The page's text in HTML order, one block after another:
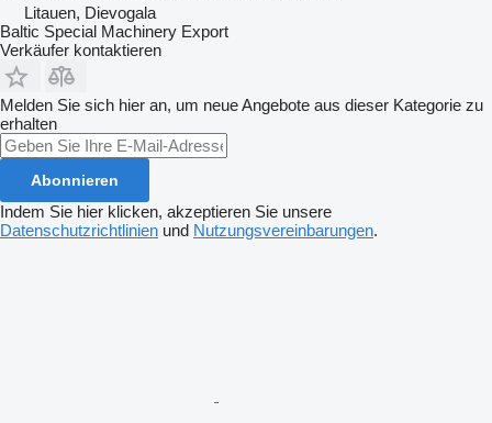
Litauen, Dievogala
Baltic Special Machinery Export
Verkäufer kontaktieren
Melden Sie sich hier an, um neue Angebote aus dieser Kategorie zu
erhalten
Abonnieren
Indem Sie hier klicken, akzeptieren Sie unsere
Datenschutzrichtlinien und Nutzungsvereinbarungen.